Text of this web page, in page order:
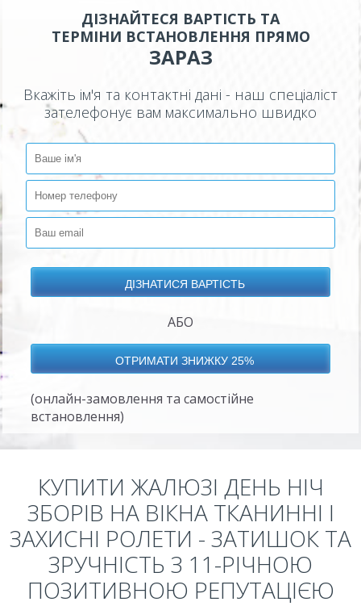
ДІЗНАЙТЕСЯ ВАРТІСТЬ ТА
ТЕРМІНИ ВСТАНОВЛЕННЯ ПРЯМО
ЗАРАЗ
Вкажіть ім'я та контактні дані - наш спеціаліст
зателефонує вам максимально швидко
АБО
(онлайн-замовлення та самостійне
встановлення)
КУПИТИ ЖАЛЮЗІ ДЕНЬ НІЧ
ЗБОРІВ НА ВІКНА ТКАНИННІ І
ЗАХИСНІ РОЛЕТИ - ЗАТИШОК ТА
ЗРУЧНІСТЬ З 11-РІЧНОЮ
ПОЗИТИВНОЮ РЕПУТАЦІЄЮ